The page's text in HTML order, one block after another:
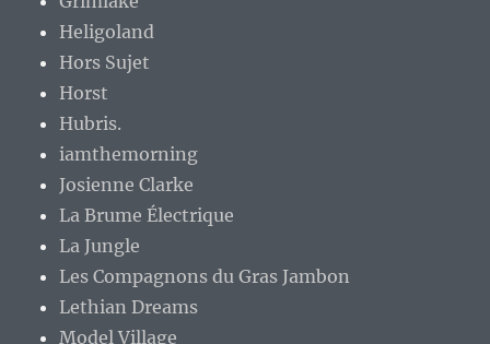
Heligoland
Hors Sujet
Horst
Hubris.
iamthemorning
Josienne Clarke
La Brume Électrique
La Jungle
Les Compagnons du Gras Jambon
Lethian Dreams
Model Village